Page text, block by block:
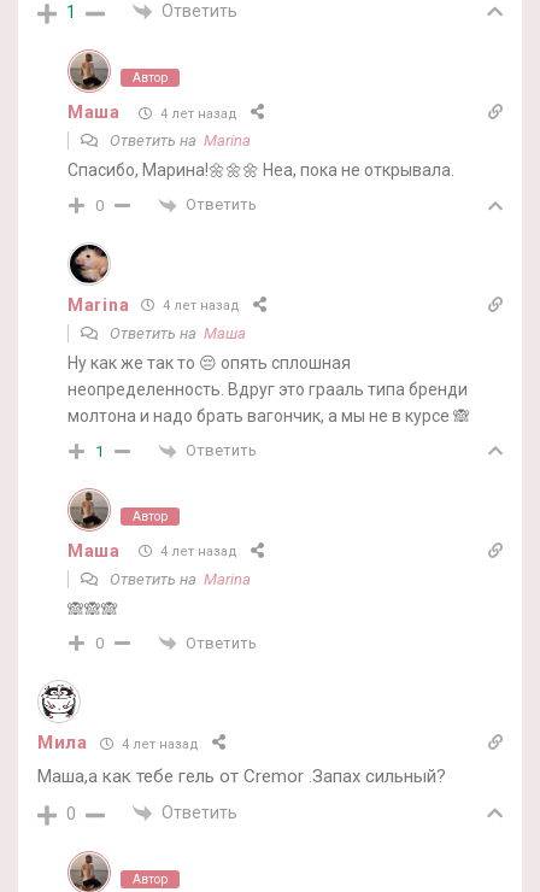
1 Ответить
Автор
Маша 4 лет назад
Ответить на Marina
Спасибо, Марина!🌼🌼🌼 Неа, пока не открывала.
0 Ответить
Marina 4 лет назад
Ответить на Маша
Ну как же так то 😔 опять сплошная
неопределенность. Вдруг это грааль типа бренди
молтона и надо брать вагончик, а мы не в курсе 🙈
1 Ответить
Автор
Маша 4 лет назад
Ответить на Marina
🙈🙈🙈
0 Ответить
Мила 4 лет назад
Маша,а как тебе гель от Cremor .Запах сильный?
0 Ответить
Автор